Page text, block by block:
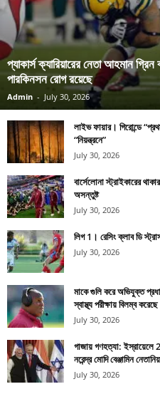
প্যাকার্স ক্যারিয়ারের নেতা আহমান গ্রিন
পারকিনসন রোগ রয়েছে
Admin - July 30, 2026
লাইভ ফায়ার। গিরোন্ডে
“নিয়ন্ত্রনে”
July 30, 2026
বার্সেলোনা স্ট্রাইকারের
অসন্তুষ্ট
July 30, 2026
লিগ 1। রেসিং ক্লাব ডি
July 30, 2026
মাকে গুলি করে অভিযুক্ত
স্বাস্থ্য পরীক্ষায় বিলম্ব করেছে
July 30, 2026
গাজায় গণহত্যা: ইস্রায়েলে
নরেন্দ্র মোদি বেঞ্জামিন
July 30, 2026